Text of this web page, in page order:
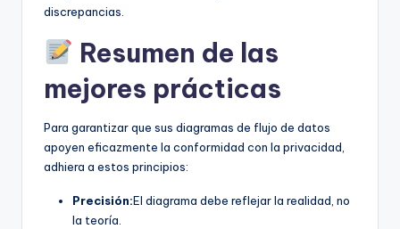
discrepancias.
Resumen de las
mejores prácticas
Para garantizar que sus diagramas de flujo de datos
apoyen eficazmente la conformidad con la privacidad,
adhiera a estos principios:
Precisión:El diagrama debe reflejar la realidad, no
la teoría.